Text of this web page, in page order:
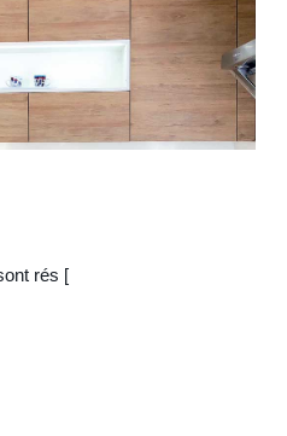
rés [